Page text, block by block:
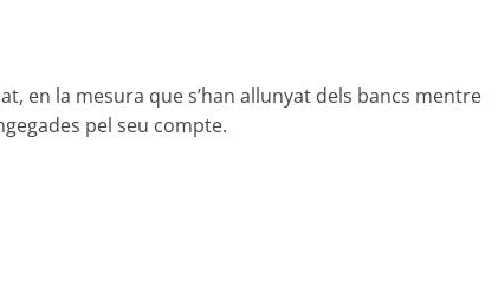
en la mesura que s’han allunyat dels bancs mentre
pel seu compte.